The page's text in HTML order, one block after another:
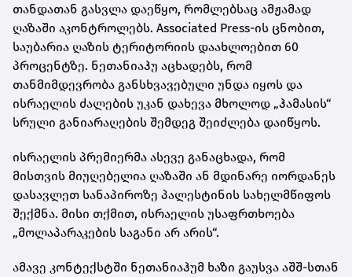
თანდათან გასვლა დაეწყო, რომლებსაც ამჟამად
ღაზაში აკონტროლებს. Associated Press-ის ცნობით,
საუბარია ღაზის ტერიტორიის დაახლოებით 60
პროცენტზე. ნეთანიაჰუ აცხადებს, რომ
თანმიმდევრობა განსხვავებული უნდა იყოს და
ისრაელის ძალების უკან დახევა მხოლოდ „ჰამასის“
სრული განიარაღების შემდეგ შეიძლება დაიწყოს.
ისრაელის პრემიერმა ასევე განაცხადა, რომ
მისთვის მიუღებელია ღაზაში ან მდინარე იორდანეს
დასავლეთ სანაპიროზე პალესტინის სახელმწიფოს
შექმნა. მისი თქმით, ისრაელის უსაფრთხოება
„მოლაპარაკების საგანი არ არის“.
ამავე კონტექსტში ნეთანიაჰუმ ხაზი გაუსვა აშშ-სთან